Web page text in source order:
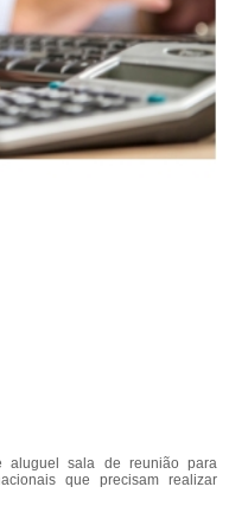
aluguel sala de reunião para
que precisam realizar